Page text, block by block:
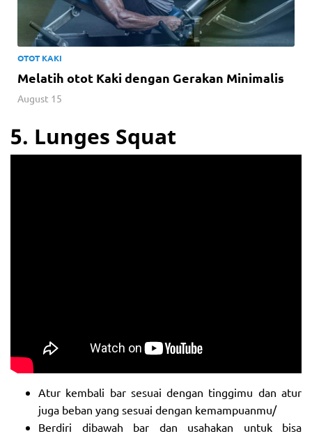
OTOT KAKI
Melatih otot Kaki dengan Gerakan Minimalis
August 15
5. Lunges Squat
Atur kembali bar sesuai dengan tinggimu dan atur
juga beban yang sesuai dengan kemampuanmu/
Berdiri dibawah bar dan usahakan untuk bisa